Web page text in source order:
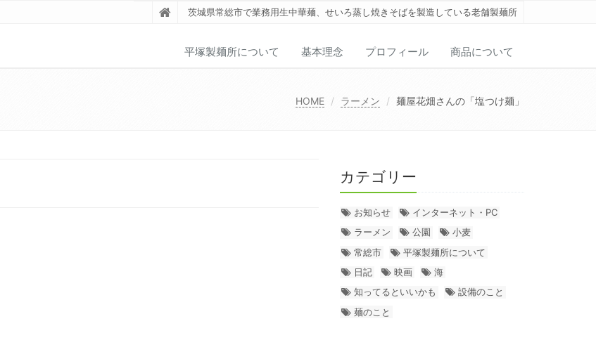
茨城県常総市で業務用生中華麺、せいろ蒸し焼きそばを製造している老舗製麺所
平塚製麺所について 基本理念 プロフィール 商品について
HOME ラーメン 麺屋花畑さんの「塩つけ麺」
カテゴリー
お知らせ
インターネット・PC
ラーメン
公園
小麦
常総市
平塚製麺所について
日記
映画
海
知ってるといいかも
設備のこと
麺のこと